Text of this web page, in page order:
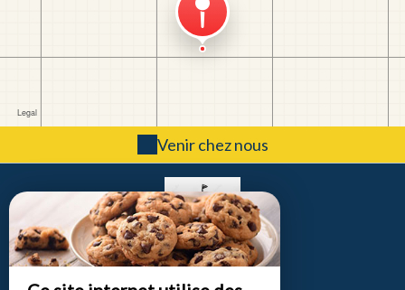
Venir chez nous
Le Moulin d'Audenfort